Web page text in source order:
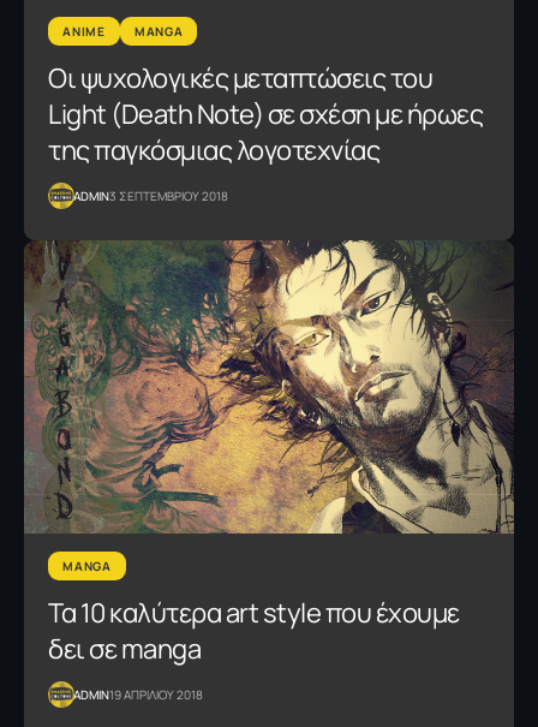
ANIME MANGA
Οι ψυχολογικές μεταπτώσεις του
Light (Death Note) σε σχέση με ήρωες
της παγκόσμιας λογοτεχνίας
ADMIN3 ΣΕΠΤΕΜΒΡΙΟΥ 2018
MANGA
Τα 10 καλύτερα art style που έχουμε
δει σε manga
ADMIN19 ΑΠΡΙΛΙΟΥ 2018